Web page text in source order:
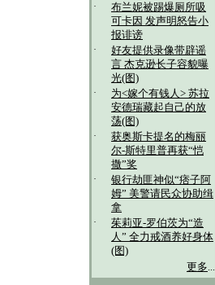
·
布兰妮被踢爆厕所吸
可卡因 发声明怒告小
报诽谤
·
好友提供录像带辟谣
言 杰克逊长子容貌曝
光(图)
·
为<嫁个有钱人> 苏拉
安德瑞藏起自己的放
荡(图)
·
获奥斯卡提名的梅丽
尔-斯特里普再获“恺
撒”奖
·
银行劫匪神似“痞子阿
姆” 美警请民众协助缉
拿
·
茱莉亚-罗伯茨为“造
人” 全力戒酒养好身体
(图)
更多...